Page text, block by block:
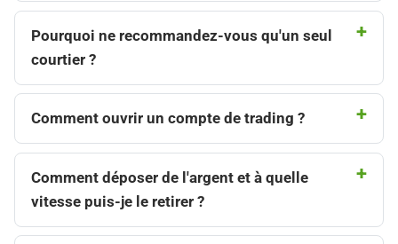
Pourquoi ne recommandez-vous qu'un seul
courtier ?
Comment ouvrir un compte de trading ?
Comment déposer de l'argent et à quelle
vitesse puis-je le retirer ?